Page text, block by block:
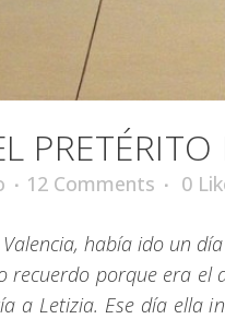
PRETÉRITO
12 Comments 0
había ido un
recuerdo porque era
a Letizia. Ese día